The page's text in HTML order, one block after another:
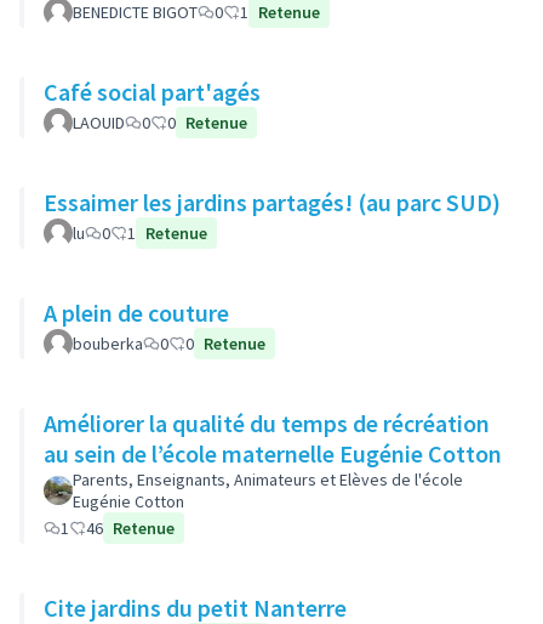
BENEDICTE BIGOT 0 1 Retenue
Café social part'agés
LAOUID 0 0 Retenue
Essaimer les jardins partagés! (au parc SUD)
lu 0 1 Retenue
A plein de couture
bouberka 0 0 Retenue
Améliorer la qualité du temps de récréation
au sein de l’école maternelle Eugénie Cotton
Parents, Enseignants, Animateurs et Elèves de l'école
Eugénie Cotton
1
46 Retenue
Cite jardins du petit Nanterre